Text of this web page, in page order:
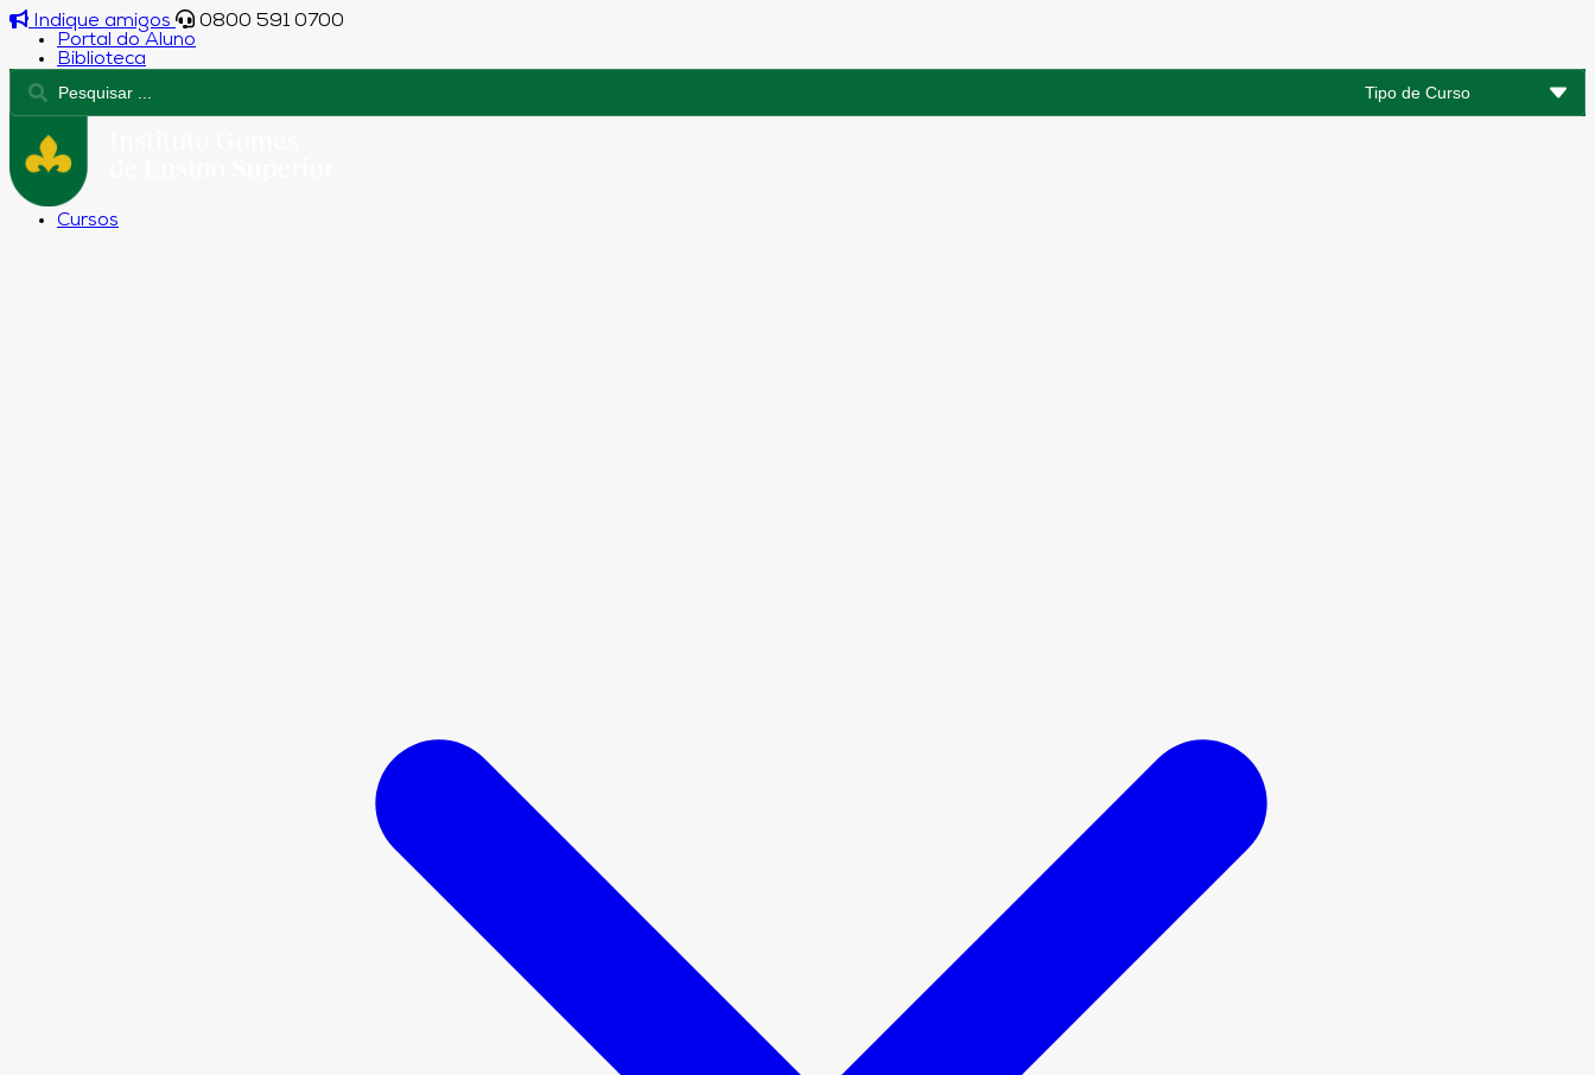
Indique amigos
0800 591 0700
Portal do Aluno
Biblioteca
Cursos